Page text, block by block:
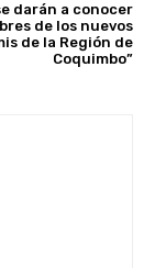
darán a conocer
de los nuevos
de la Región de
Coquimbo”